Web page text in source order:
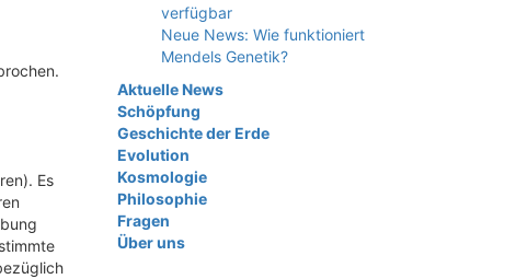
Es
verfügbar
Neue News: Wie funktioniert
Mendels Genetik?
Aktuelle News
Schöpfung
Geschichte der Erde
Evolution
Kosmologie
Philosophie
Fragen
Über uns